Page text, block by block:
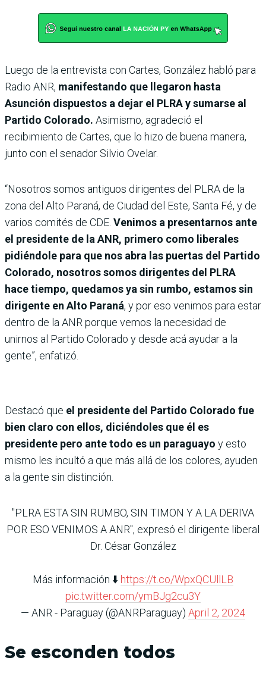
Luego de la entrevista con Cartes, González habló para
Radio ANR, manifestando que llegaron hasta
Asunción dispuestos a dejar el PLRA y sumarse al
Partido Colorado. Asimismo, agradeció el
recibimiento de Cartes, que lo hizo de buena manera,
junto con el senador Silvio Ovelar.
“Nosotros somos antiguos dirigentes del PLRA de la
zona del Alto Paraná, de Ciudad del Este, Santa Fé, y de
varios comités de CDE. Venimos a presentarnos ante
el presidente de la ANR, primero como liberales
pidiéndole para que nos abra las puertas del Partido
Colorado, nosotros somos dirigentes del PLRA
hace tiempo, quedamos ya sin rumbo, estamos sin
dirigente en Alto Paraná, y por eso venimos para estar
dentro de la ANR porque vemos la necesidad de
unirnos al Partido Colorado y desde acá ayudar a la
gente”, enfatizó.
Destacó que el presidente del Partido Colorado fue
bien claro con ellos, diciéndoles que él es
presidente pero ante todo es un paraguayo y esto
mismo les incultó a que más allá de los colores, ayuden
a la gente sin distinción.
"PLRA ESTA SIN RUMBO, SIN TIMON Y A LA DERIVA
POR ESO VENIMOS A ANR", expresó el dirigente liberal
Dr. César González
Más información ⬇️ https://t.co/WpxQCUllLB
pic.twitter.com/ymBJg2cu3Y
— ANR - Paraguay (@ANRParaguay) April 2, 2024
Se esconden todos